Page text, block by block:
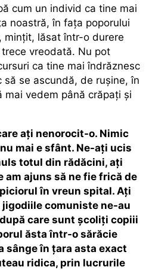
cum un individ ca tine mai
noastră, în faţa poporului
minţit, lăsat într-o durere
vreodată. Nu pot
ca tine mai îndrăznesc
să se ascundă, de ruşine, în
mai vedem până crăpaţi şi
aţi nenorocit-o. Nimic
mai e sfânt. Ne-aţi ucis
totul din rădăcini, aţi
am ajuns să ne fie frică de
în vreun spital. Aţi
jigodiile comuniste ne-au
care sunt şcoliţi copiii
ăsta într-o sărăcie
sânge în ţara asta exact
ridica, prin lucrurile